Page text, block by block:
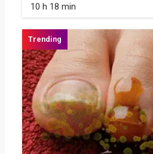
10 h 18 min